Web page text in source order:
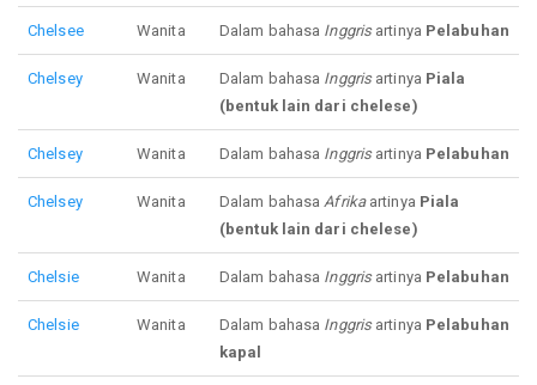
Chelsee Wanita Dalam bahasa Inggrisartinya Pelabuhan
Chelsey Wanita Dalam bahasa Inggrisartinya Piala
(bentuk lain dari chelese)
Chelsey Wanita Dalam bahasa Inggrisartinya Pelabuhan
Chelsey Wanita Dalam bahasaAfrikaartinya Piala
(bentuk lain dari chelese)
Chelsie Wanita Dalam bahasa Inggrisartinya Pelabuhan
Chelsie Wanita Dalam bahasa Inggrisartinya Pelabuhan
kapal